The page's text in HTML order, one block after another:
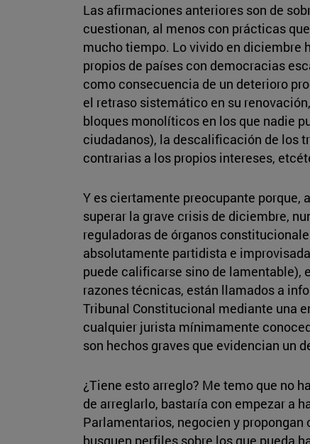
Las afirmaciones anteriores son de
cuestionan, al menos con prácticas
mucho tiempo. Lo vivido en diciembre
propios de países con democracias
como consecuencia de un deterioro
el retraso sistemático en su
bloques monolíticos en los que nadie
ciudadanos), la descalificación de los
contrarias a los propios intereses,
Y es ciertamente preocupante porque,
superar la grave crisis de diciembre,
reguladoras de órganos
absolutamente partidista e
puede calificarse sino de lamentable),
razones técnicas, están llamados a
Tribunal Constitucional mediante una
cualquier jurista mínimamente
son hechos graves que evidencian un
¿Tiene esto arreglo? Me temo que no
de arreglarlo, bastaría con empezar a
Parlamentarios, negocien y
busquen perfiles sobre los que pueda